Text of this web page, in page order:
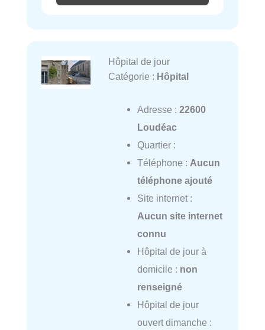
Hôpital de jour
Catégorie : Hôpital
Adresse : 22600
Loudéac
Quartier :
Téléphone : Aucun
téléphone ajouté
Site internet :
Aucun site internet
connu
Hôpital de jour à
domicile : non
renseigné
Hôpital de jour
ouvert dimanche :